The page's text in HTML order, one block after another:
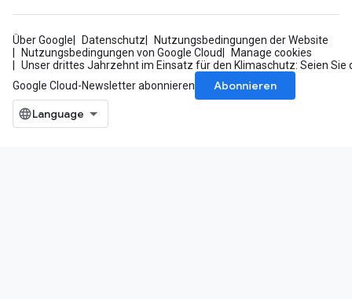
Über Google Datenschutz
Nutzungsbedingungen der Website
Nutzungsbedingungen von Google Cloud
Manage cookies
Unser drittes Jahrzehnt im Einsatz für den Klimaschutz: Seien Sie
Google Cloud-Newsletter abonnieren
Abonnieren